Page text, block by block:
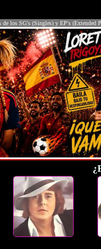
de los SG's (Singles) y EP's (Extended